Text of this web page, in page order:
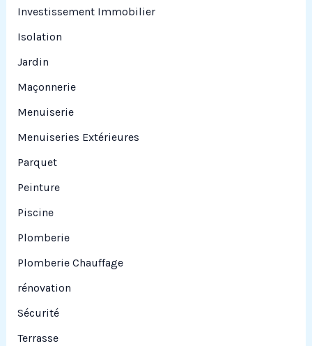
Investissement Immobilier
Isolation
Jardin
Maçonnerie
Menuiserie
Menuiseries Extérieures
Parquet
Peinture
Piscine
Plomberie
Plomberie Chauffage
rénovation
Sécurité
Terrasse